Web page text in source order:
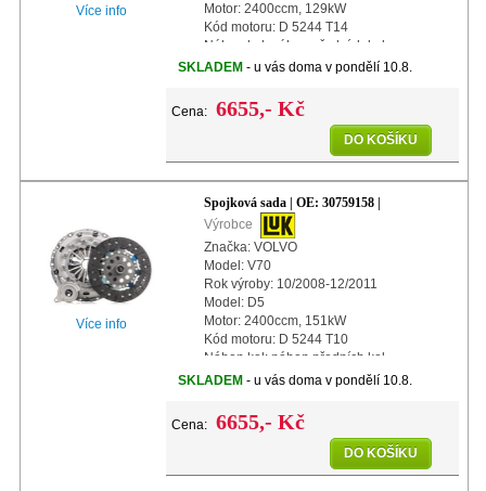
Více info
Motor: 2400ccm, 129kW
Kód motoru: D 5244 T14
Náhon kol: náhon předních kol
Další info: s centrálním vypínacím
Další info: s automatickým nastavením
SKLADEM - u vás doma v pondělí 10.8.
Cena: 6655,- Kč
DO KOŠÍKU
Více info
Spojková sada | OE: 30759158 |
Výrobce
Značka: VOLVO
Model: V70
Rok výroby: 10/2008-12/2011
Model: D5
Motor: 2400ccm, 151kW
Kód motoru: D 5244 T10
Náhon kol: náhon předních kol
Další info: s centrálním vypínacím
Další info: s automatickým nastavením
Prů
SKLADEM - u vás doma v pondělí 10.8.
Cena: 6655,- Kč
DO KOŠÍKU